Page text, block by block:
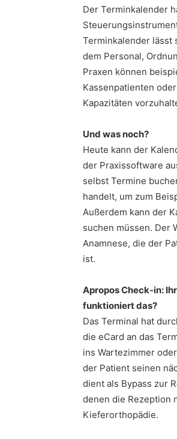
Der Terminkalender
Terminkalender lässt
dem Personal,
Praxen können
Kassenpatienten
Kapazitäten
Und was noch?
Heute kann der
der Praxissoftware
selbst Termine
handelt, um zum
Außerdem kann der
suchen müssen. Der
Anamnese, die der
ist.
Apropos Check-in:
funktioniert das?
Das Terminal hat
die eCard an das
ins Wartezimmer
der Patient seinen
dient als Bypass zur
denen die Rezeption
Kieferorthopädie.